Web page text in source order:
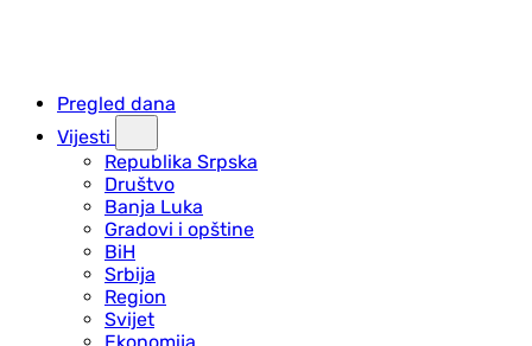
Pregled dana
Vijesti
Republika Srpska
Društvo
Banja Luka
Gradovi i opštine
BiH
Srbija
Region
Svijet